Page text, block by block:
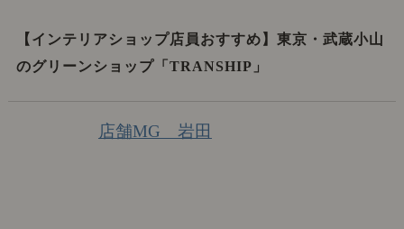
【インテリアショップ店員おすすめ】東京・武蔵小山
のグリーンショップ「TRANSHIP」
店舗MG 岩田